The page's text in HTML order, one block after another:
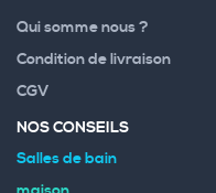
Qui somme nous ?
Condition de livraison
CGV
NOS CONSEILS
Salles de bain